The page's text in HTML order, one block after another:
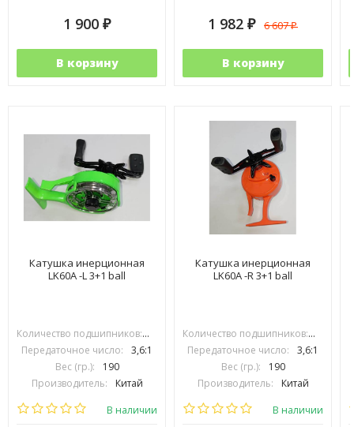
1 900 ₽
В корзину
1 982 ₽ 6 607₽
В корзину
Катушка инерционная
LK60A -L 3+1 ball
Количество подшипников:
Передаточное число:
3,6:1
Вес (гр.):
190
Производитель:
Китай
В наличии
Катушка инерционная
LK60A -R 3+1 ball
Количество подшипников:
Передаточное число:
3,6:1
Вес (гр.):
190
Производитель:
Китай
В наличии